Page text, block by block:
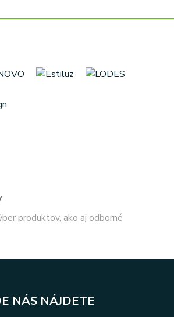
produktov, ako aj odborné
NÁS NÁJDETE